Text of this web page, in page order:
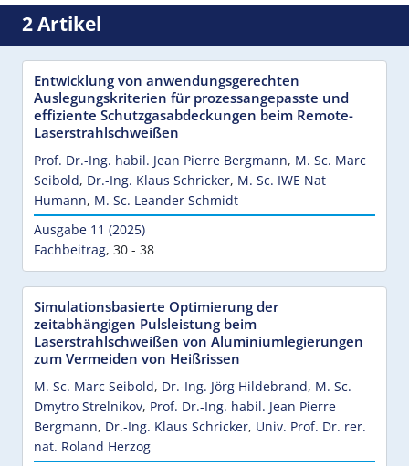
2 Artikel
Entwicklung von anwendungsgerechten
Auslegungskriterien für prozessangepasste und
effiziente Schutzgasabdeckungen beim Remote-
Laserstrahlschweißen
Prof. Dr.-Ing. habil. Jean Pierre Bergmann, M. Sc. Marc
Seibold, Dr.-Ing. Klaus Schricker, M. Sc. IWE Nat
Humann, M. Sc. Leander Schmidt
Ausgabe 11 (2025)
Fachbeitrag, 30 - 38
Simulationsbasierte Optimierung der
zeitabhängigen Pulsleistung beim
Laserstrahlschweißen von Aluminiumlegierungen
zum Vermeiden von Heißrissen
M. Sc. Marc Seibold, Dr.-Ing. Jörg Hildebrand, M. Sc.
Dmytro Strelnikov, Prof. Dr.-Ing. habil. Jean Pierre
Bergmann, Dr.-Ing. Klaus Schricker, Univ. Prof. Dr. rer.
nat. Roland Herzog